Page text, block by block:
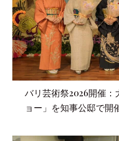
バリ芸術祭2026開催：
ョー」を知事公邸で開